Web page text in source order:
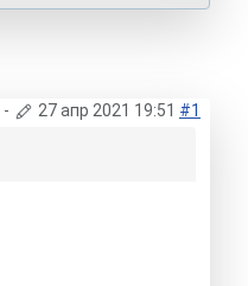
- 27 апр 2021 19:51 #1